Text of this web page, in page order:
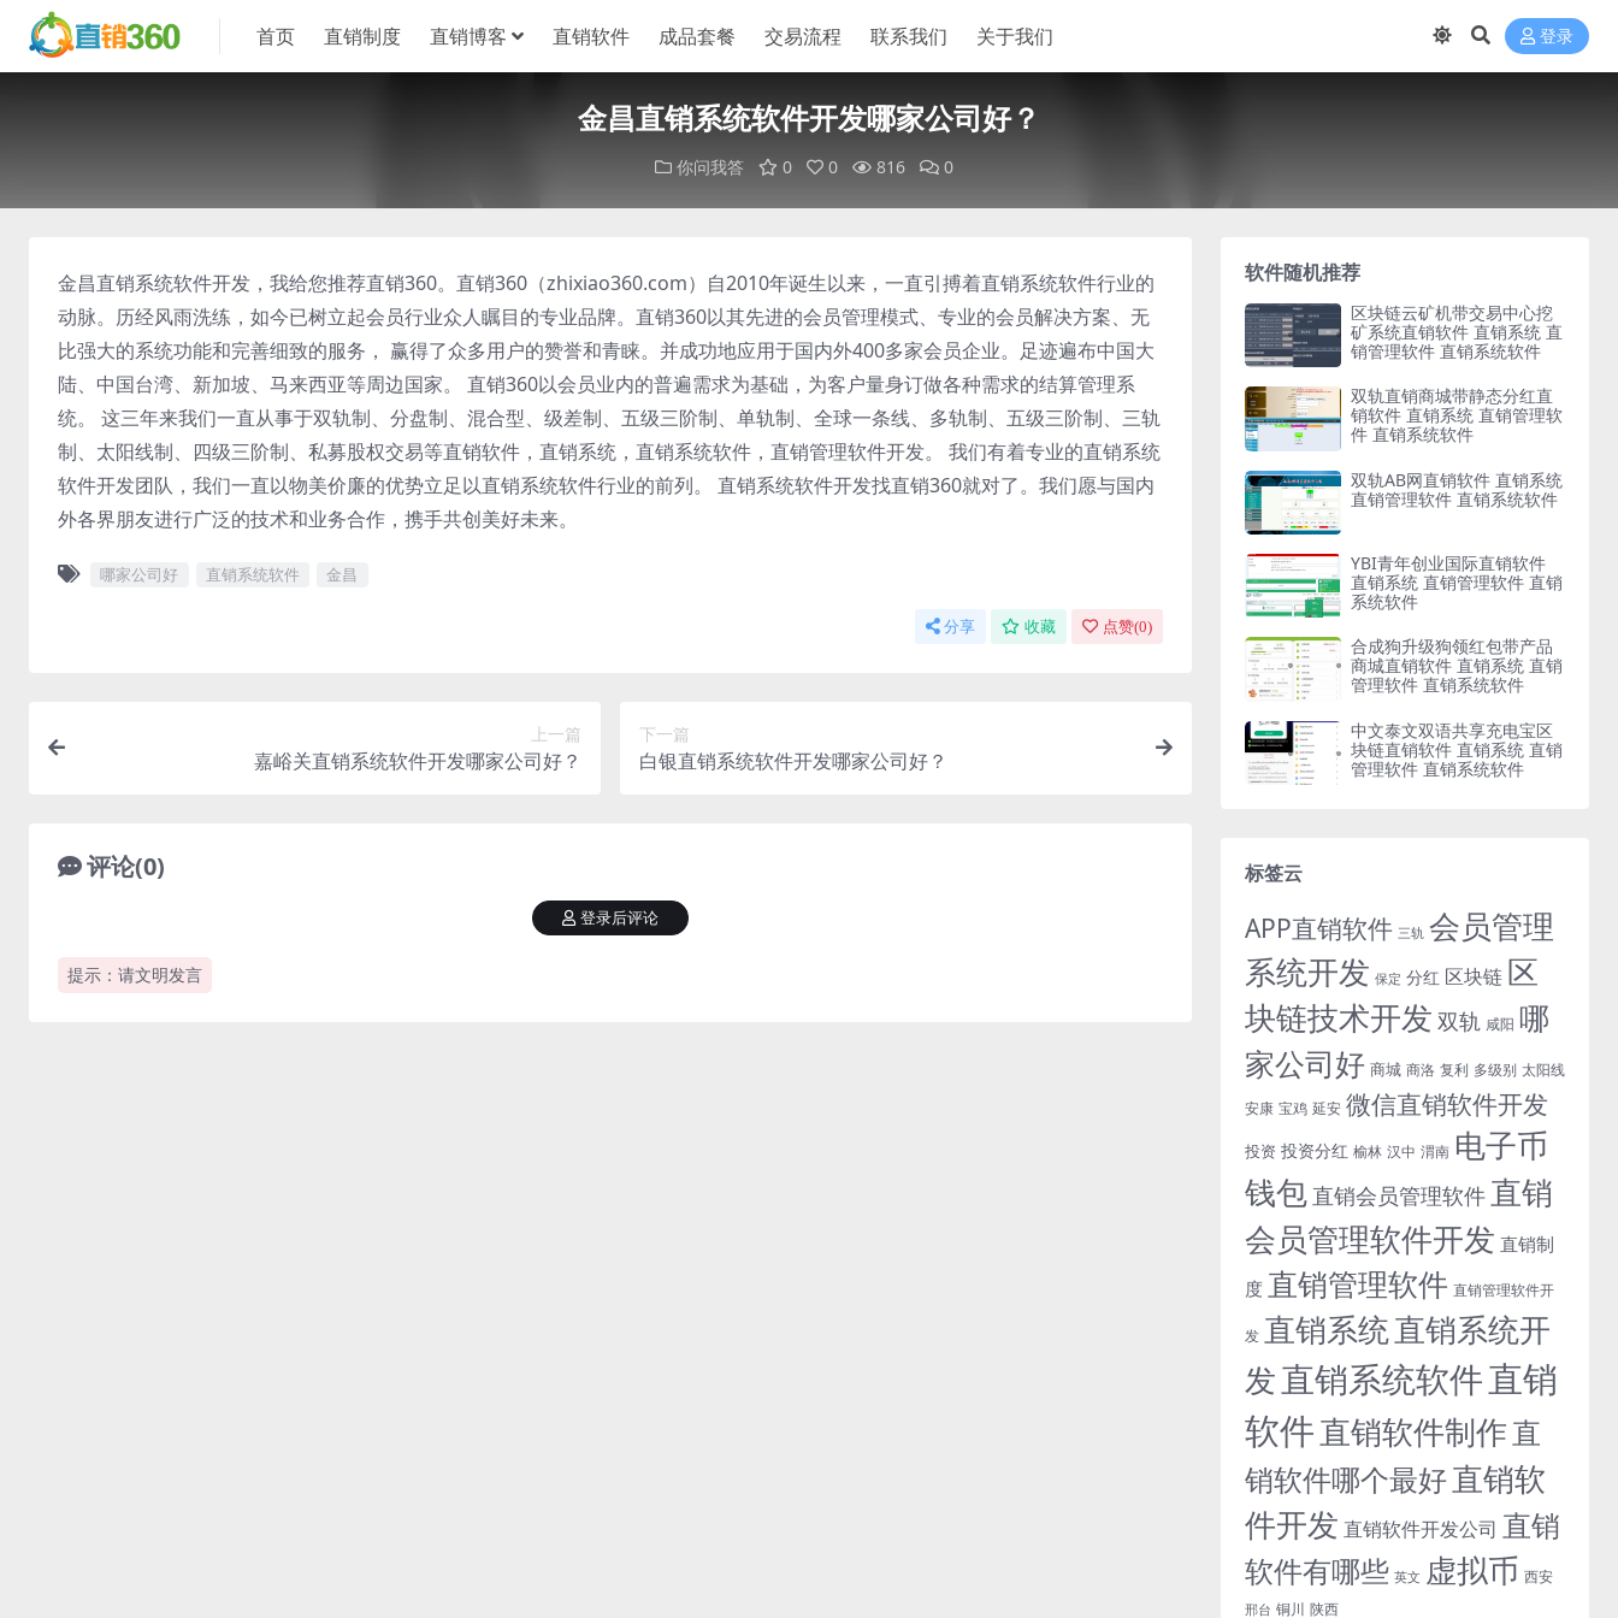
首页 直销制度 直销博客 直销软件 成品套餐 交易流程 联系我们 关于我们 登录
金昌直销系统软件开发哪家公司好？
你问我答 0 0 816 0
金昌直销系统软件开发，我给您推荐直销360。直销360（zhixiao360.com）自2010年诞生以来，一直引搏着直销系统软件行业的
动脉。历经风雨洗练，如今已树立起会员行业众人瞩目的专业品牌。直销360以其先进的会员管理模式、专业的会员解决方案、无
比强大的系统功能和完善细致的服务， 赢得了众多用户的赞誉和青睐。并成功地应用于国内外400多家会员企业。足迹遍布中国大
陆、中国台湾、新加坡、马来西亚等周边国家。 直销360以会员业内的普遍需求为基础，为客户量身订做各种需求的结算管理系
统。 这三年来我们一直从事于双轨制、分盘制、混合型、级差制、五级三阶制、单轨制、全球一条线、多轨制、五级三阶制、三轨
制、太阳线制、四级三阶制、私募股权交易等直销软件，直销系统，直销系统软件，直销管理软件开发。 我们有着专业的直销系统
软件开发团队，我们一直以物美价廉的优势立足以直销系统软件行业的前列。 直销系统软件开发找直销360就对了。我们愿与国内
外各界朋友进行广泛的技术和业务合作，携手共创美好未来。
哪家公司好 直销系统软件 金昌
分享 收藏 点赞(0)
上一篇
嘉峪关直销系统软件开发哪家公司好？
下一篇
白银直销系统软件开发哪家公司好？
评论(0)
提示：请文明发言
登录后评论
软件随机推荐
区块链云矿机带交易中心挖
矿系统直销软件 直销系统 直
销管理软件 直销系统软件
双轨直销商城带静态分红直
销软件 直销系统 直销管理软
件 直销系统软件
双轨AB网直销软件 直销系统
直销管理软件 直销系统软件
YBI青年创业国际直销软件
直销系统 直销管理软件 直销
系统软件
合成狗升级狗领红包带产品
商城直销软件 直销系统 直销
管理软件 直销系统软件
中文泰文双语共享充电宝区
块链直销软件 直销系统 直销
管理软件 直销系统软件
标签云
APP直销软件 三轨 会员管理
系统开发 保定 分红 区块链 区
块链技术开发 双轨 咸阳 哪
家公司好 商城 商洛 复利 多级别 太阳线
安康 宝鸡 延安 微信直销软件开发
投资 投资分红 榆林 汉中 渭南 电子币
钱包 直销会员管理软件 直销
会员管理软件开发 直销制
度 直销管理软件 直销管理软件开
发 直销系统直销系统开
发直销系统软件直销
软件直销软件制作直
销软件哪个最好直销软
件开发 直销软件开发公司 直销
软件有哪些 英文 虚拟币 西安
邢台 铜川 陕西